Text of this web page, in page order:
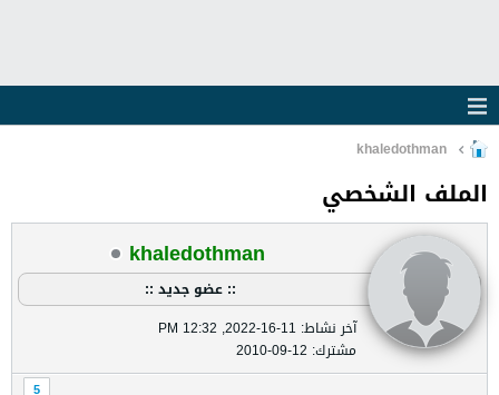
الملف الشخصي
khaledothman
:: عضو جديد ::
آخر نشاط: 11-16-2022, 12:32 PM
مشترك: 12-09-2010
5